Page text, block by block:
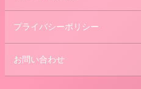
プライバシーポリシー
お問い合わせ